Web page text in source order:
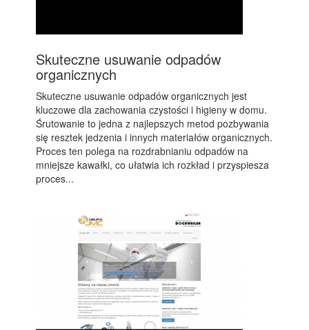
Skuteczne usuwanie odpadów
organicznych
Skuteczne usuwanie odpadów organicznych jest
kluczowe dla zachowania czystości i higieny w domu.
Śrutowanie to jedna z najlepszych metod pozbywania
się resztek jedzenia i innych materiałów organicznych.
Proces ten polega na rozdrabnianiu odpadów na
mniejsze kawałki, co ułatwia ich rozkład i przyspiesza
proces...